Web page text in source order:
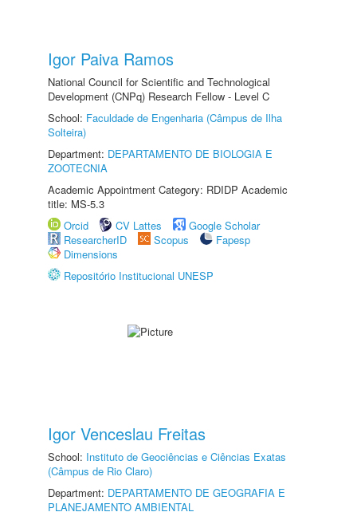
Igor Paiva Ramos
National Council for Scientific and Technological
Development (CNPq) Research Fellow - Level C
School: Faculdade de Engenharia (Câmpus de Ilha
Solteira)
Department: DEPARTAMENTO DE BIOLOGIA E
ZOOTECNIA
Academic Appointment Category: RDIDP Academic
title: MS-5.3
Orcid
CV Lattes
Google Scholar
ResearcherID
Scopus
Fapesp
Dimensions
Repositório Institucional UNESP
Igor Venceslau Freitas
School: Instituto de Geociências e Ciências Exatas
(Câmpus de Rio Claro)
Department: DEPARTAMENTO DE GEOGRAFIA E
PLANEJAMENTO AMBIENTAL